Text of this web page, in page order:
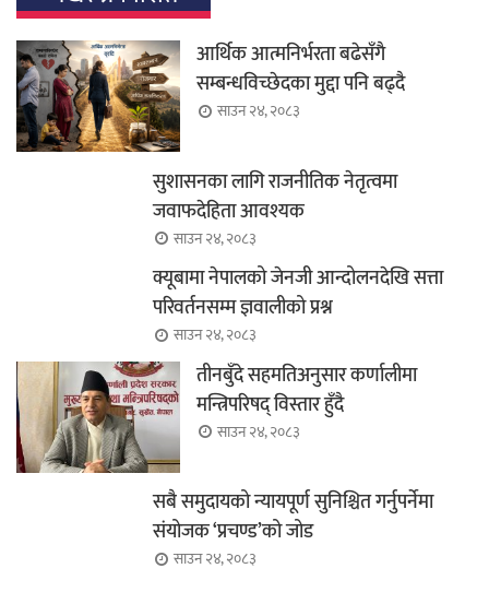
आर्थिक आत्मनिर्भरता बढेसँगै
सम्बन्धविच्छेदका मुद्दा पनि बढ्दै
साउन २४, २०८३
सुशासनका लागि राजनीतिक नेतृत्वमा
जवाफदेहिता आवश्यक
साउन २४, २०८३
क्यूबामा नेपालको जेनजी आन्दोलनदेखि सत्ता
परिवर्तनसम्म ज्ञवालीको प्रश्न
साउन २४, २०८३
तीनबुँदे सहमतिअनुसार कर्णालीमा
मन्त्रिपरिषद् विस्तार हुँदै
साउन २४, २०८३
सबै समुदायको न्यायपूर्ण सुनिश्चित गर्नुपर्नेमा
संयोजक ‘प्रचण्ड’को जोड
साउन २४, २०८३